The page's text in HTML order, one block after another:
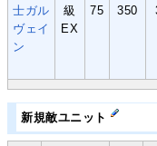
士ガル
ヴェイ
ン
級
EX
75 350
新規敵ユニット